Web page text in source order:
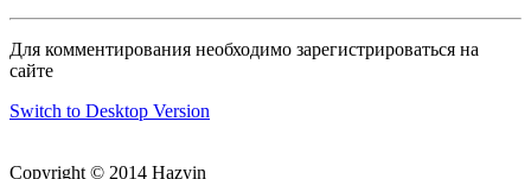
Для комментирования необходимо зарегистрироваться на
сайте
Switch to Desktop Version
Copyright © 2014 Hazyin